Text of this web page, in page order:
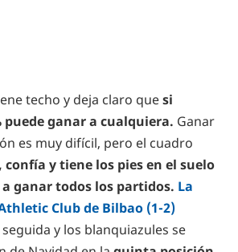
techo y deja claro quesi
puede ganar a cualquiera. Ganar
es muy difícil, pero el cuadro
confía y tiene los pies en el suelo
ganar todos los partidos. La
Club de Bilbao (1-2)
y los blanquiazules se